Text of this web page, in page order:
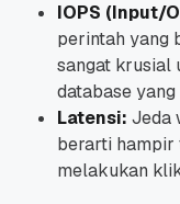
IOPS (Input/
perintah yang
sangat krusial
database
Latensi: Jeda
berarti hampir
melakukan